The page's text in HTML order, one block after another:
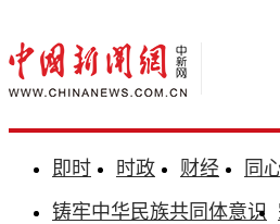
即时 时政 财经 同
铸牢中华民族共同体意识